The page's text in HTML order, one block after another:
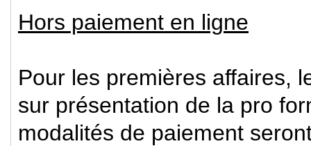
Hors paiement en ligne
Pour les premières affaires,
sur présentation de la pro
modalités de paiement